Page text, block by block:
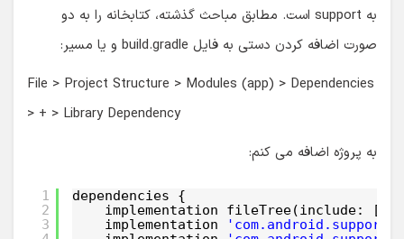
به support است. مطابق مباحث گذشته، کتابخانه را به دو
صورت اضافه کردن دستی به فایل build.gradle و یا مسیر:
File > Project Structure > Modules (app) > Dependencies
> + > Library Dependency
به پروژه اضافه می کنم:
1
2
3
dependencies {
implementation fileTree(include: [
implementation